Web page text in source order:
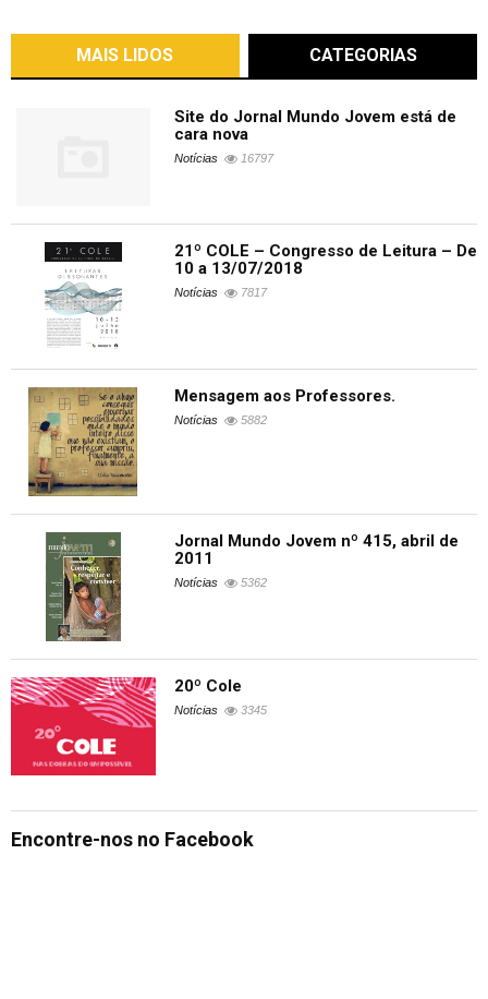
MAIS LIDOS CATEGORIAS
Site do Jornal Mundo Jovem está de
cara nova
Notícias 16797
21º COLE – Congresso de Leitura – De
10 a 13/07/2018
Notícias 7817
Mensagem aos Professores.
Notícias 5882
Jornal Mundo Jovem nº 415, abril de
2011
Notícias 5362
20º Cole
Notícias 3345
Encontre-nos no Facebook